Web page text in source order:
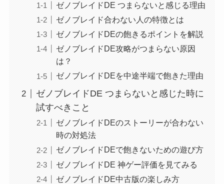
ゼノブレイドDE つまらないと感じる理由
ゼノブレイド合わない人の特徴とは
ゼノブレイドDEの飽きるポイントを解説
ゼノブレイドDE攻略がつまらない原因
は？
ゼノブレイドDEを中途半端で飽きた理由
ゼノブレイドDE つまらないと感じた時に
試すべきこと
ゼノブレイドDEのストーリーが合わない
時の対処法
ゼノブレイドDEで飽きないための遊び方
ゼノブレイドDE 神ゲー評価を見てみる
ゼノブレイドDE中古版の楽しみ方